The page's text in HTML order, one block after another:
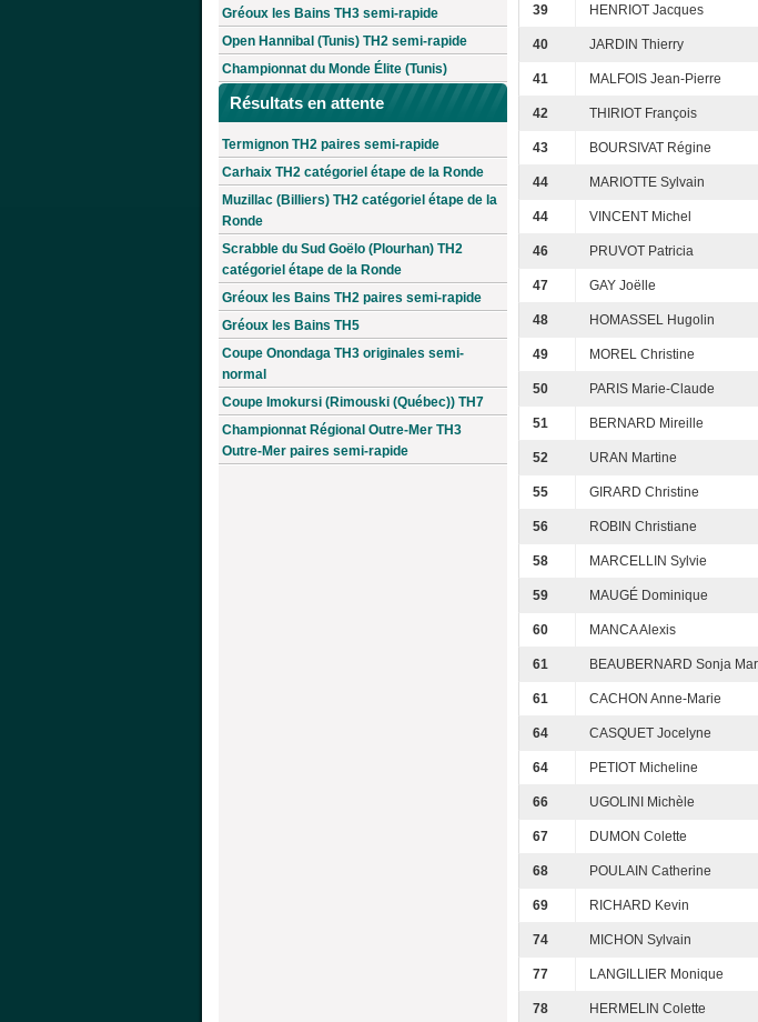
Gréoux les Bains TH3 semi-rapide
Open Hannibal (Tunis) TH2 semi-rapide
Championnat du Monde Élite (Tunis)
Résultats en attente
Termignon TH2 paires semi-rapide
Carhaix TH2 catégoriel étape de la Ronde
Muzillac (Billiers) TH2 catégoriel étape de la
Ronde
Scrabble du Sud Goëlo (Plourhan) TH2
catégoriel étape de la Ronde
Gréoux les Bains TH2 paires semi-rapide
Gréoux les Bains TH5
Coupe Onondaga TH3 originales semi-
normal
Coupe Imokursi (Rimouski (Québec)) TH7
Championnat Régional Outre-Mer TH3
Outre-Mer paires semi-rapide
39 HENRIOT Jacques
40 JARDIN Thierry
41 MALFOIS Jean-Pierre
42 THIRIOT François
43 BOURSIVAT Régine
44 MARIOTTE Sylvain
44 VINCENT Michel
46 PRUVOT Patricia
47 GAY Joëlle
48 HOMASSEL Hugolin
49 MOREL Christine
50 PARIS Marie-Claude
51 BERNARD Mireille
52 URAN Martine
55 GIRARD Christine
56 ROBIN Christiane
58 MARCELLIN Sylvie
59 MAUGÉ Dominique
60 MANCA Alexis
61 BEAUBERNARD Sonja
61 CACHON Anne-Marie
64 CASQUET Jocelyne
64 PETIOT Micheline
66 UGOLINI Michèle
67 DUMON Colette
68 POULAIN Catherine
69 RICHARD Kevin
74 MICHON Sylvain
77 LANGILLIER Monique
78 HERMELIN Colette